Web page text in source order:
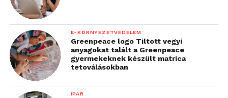
E-KÖRNYEZETVÉDELEM
Greenpeace logo Tiltott vegyi
anyagokat talált a Greenpeace
gyermekeknek készült matrica
tetoválásokban
IPAR